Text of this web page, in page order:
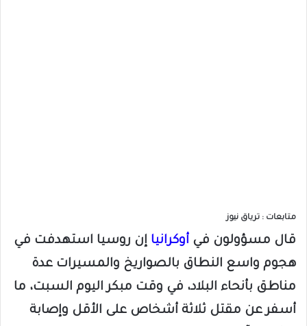
متابعات : ترياق نيوز
قال مسؤولون في أوكرانيا إن روسيا استهدفت في
هجوم واسع النطاق بالصواريخ والمسيرات عدة
مناطق بأنحاء البلاد، في وقت مبكر اليوم السبت، ما
أسفر عن مقتل ثلاثة أشخاص على الأقل وإصابة